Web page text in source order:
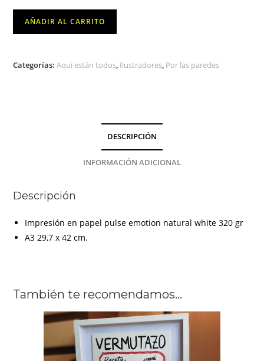
Siempre
Kamendi
AÑADIR AL CARRITO
Categorías:Aquí están todos, Ilustradores, Por las paredes
DESCRIPCIÓN
INFORMACIÓN ADICIONAL
Descripción
Impresión en papel pulse emotion natural white 320 gr
A3 29,7 x 42 cm.
También te recomendamos…